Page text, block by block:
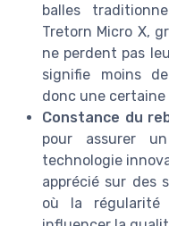
balles
Tretorn Micro X,
ne perdent pas
signifie moins
donc une certaine
Constance du
pour assurer
technologie
apprécié sur des
où la régularité